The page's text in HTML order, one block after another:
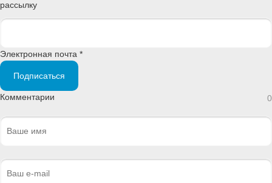
рассылку
Электронная почта *
Подписаться
Комментарии 0